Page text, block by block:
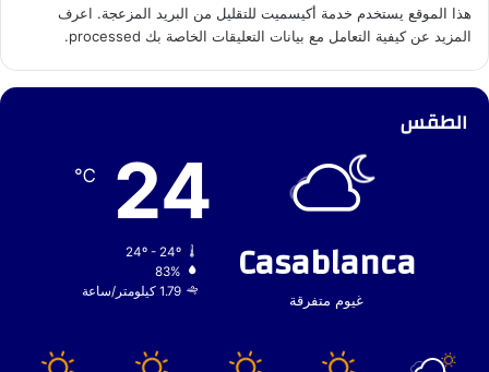
هذا الموقع يستخدم خدمة أكيسميت للتقليل من البريد المزعجة. اعرف
المزيد عن كيفية التعامل مع بيانات التعليقات الخاصة بك processed
.
الطقس
Casablanca
غيوم متفرقة
24
℃
24º - 24º
83%
1.79 كيلومتر/ساعة